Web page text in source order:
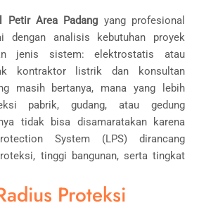
Petir Area Padang yang profesional
dengan analisis kebutuhan proyek
jenis sistem: elektrostatis atau
kontraktor listrik dan konsultan
masih bertanya, mana yang lebih
pabrik, gudang, atau gedung
tidak bisa disamaratakan karena
System (LPS) dirancang
tinggi bangunan, serta tingkat
Proteksi